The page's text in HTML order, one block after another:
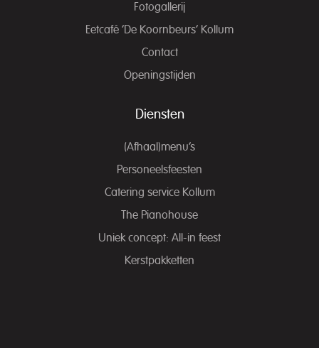
Fotogallerij
Eetcafé ‘De Koornbeurs’ Kollum
Contact
Openingstijden
Diensten
(Afhaal)menu’s
Personeelsfeesten
Catering service Kollum
The Pianohouse
Uniek concept: All-in feest
Kerstpakketten